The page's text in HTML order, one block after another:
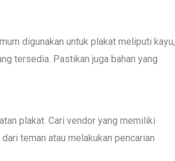
digunakan untuk plakat meliputi kayu,
tersedia. Pastikan juga bahan yang
plakat. Cari vendor yang memiliki
teman atau melakukan pencarian